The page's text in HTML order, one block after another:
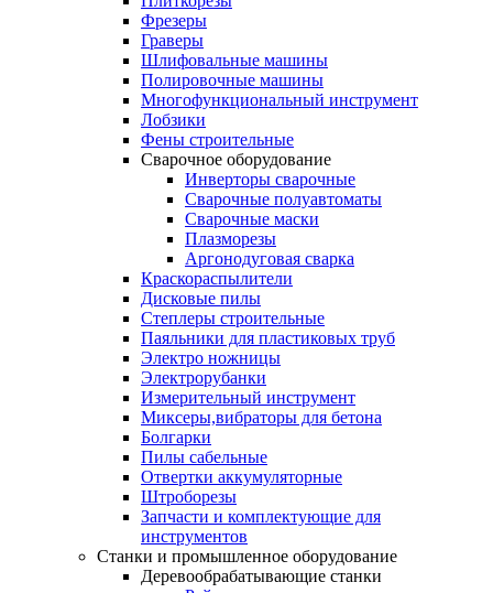
Фрезеры
Граверы
Шлифовальные машины
Полировочные машины
Многофункциональный инструмент
Лобзики
Фены строительные
Сварочное оборудование
Инверторы сварочные
Сварочные полуавтоматы
Сварочные маски
Плазморезы
Аргонодуговая сварка
Краскораспылители
Дисковые пилы
Степлеры строительные
Паяльники для пластиковых труб
Электро ножницы
Электрорубанки
Измерительный инструмент
Миксеры,вибраторы для бетона
Болгарки
Пилы сабельные
Отвертки аккумуляторные
Штроборезы
Запчасти и комплектующие для
инструментов
Станки и промышленное оборудование
Деревообрабатывающие станки